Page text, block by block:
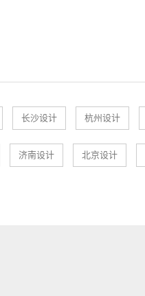
长沙设计 杭州设计
济南设计 北京设计